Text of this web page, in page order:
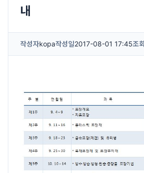
내
작성자kopa작성일2017-08-01 17:45조회